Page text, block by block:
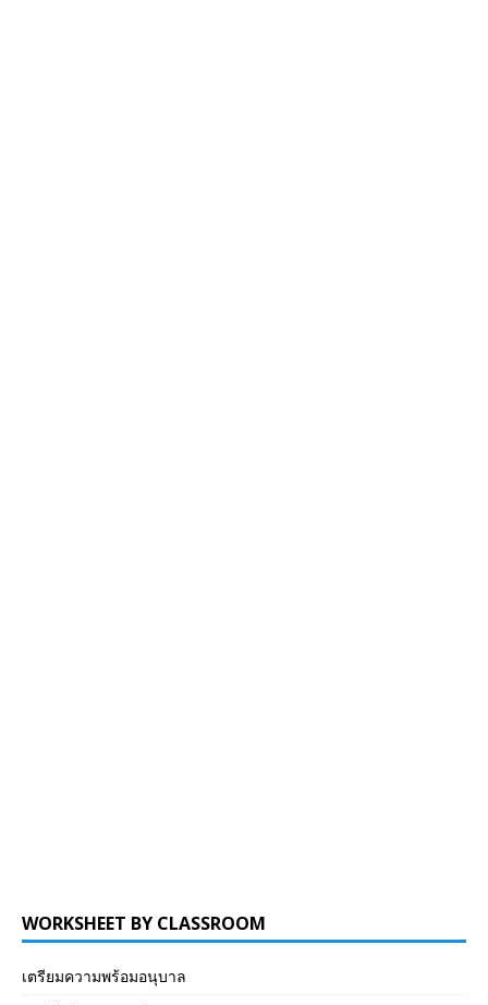
WORKSHEET BY CLASSROOM
เตรียมความพร้อมอนุบาล